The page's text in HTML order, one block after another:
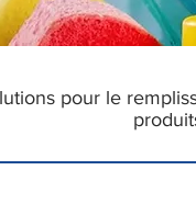
pour le